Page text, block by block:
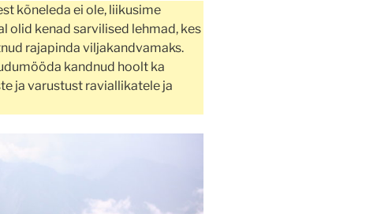
kõneleda ei ole, liikusime
olid kenad sarvilised lehmad, kes
rajapinda viljakandvamaks.
kandnud hoolt ka
ja varustust raviallikatele ja